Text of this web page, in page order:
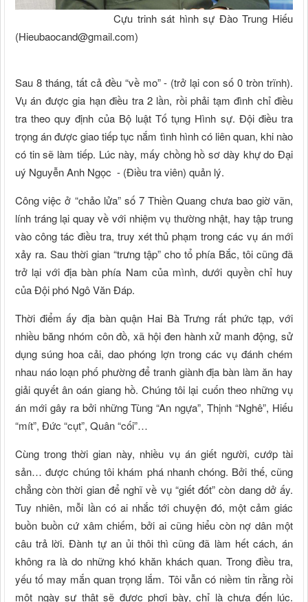
Cựu trinh sát hình sự Đào Trung Hiếu
(Hieubaocand@gmail.com)
Sau 8 tháng, tất cả đều “về mo” - (trở lại con số 0 tròn trĩnh).
Vụ án được gia hạn điều tra 2 lần, rồi phải tạm đình chỉ điều
tra theo quy định của Bộ luật Tố tụng Hình sự. Đội điều tra
trọng án được giao tiếp tục nắm tình hình có liên quan, khi nào
có tin sẽ làm tiếp. Lúc này, mấy chồng hồ sơ dày khự do Đại
uý Nguyễn Anh Ngọc - (Điều tra viên) quản lý.
Công việc ở “chảo lửa” số 7 Thiền Quang chưa bao giờ vãn,
lính tráng lại quay về với nhiệm vụ thường nhật, hay tập trung
vào công tác điều tra, truy xét thủ phạm trong các vụ án mới
xảy ra. Sau thời gian “trưng tập” cho tổ phía Bắc, tôi cũng đã
trở lại với địa bàn phía Nam của mình, dưới quyền chỉ huy
của Đội phó Ngô Văn Đáp.
Thời điểm ấy địa bàn quận Hai Bà Trưng rất phức tạp, với
nhiều băng nhóm côn đồ, xã hội đen hành xử manh động, sử
dụng súng hoa cải, dao phóng lợn trong các vụ đánh chém
nhau náo loạn phố phường để tranh giành địa bàn làm ăn hay
giải quyết ân oán giang hồ. Chúng tôi lại cuốn theo những vụ
án mới gây ra bởi những Tùng “An ngựa”, Thịnh “Nghê”, Hiếu
“mít”, Đức “cụt”, Quân “cối”…
Cùng trong thời gian này, nhiều vụ án giết người, cướp tài
sản… được chúng tôi khám phá nhanh chóng. Bởi thế, cũng
chẳng còn thời gian để nghĩ về vụ “giết đốt” còn dang dở ấy.
Tuy nhiên, mỗi lần có ai nhắc tới chuyện đó, một cảm giác
buồn buồn cứ xâm chiếm, bởi ai cũng hiểu còn nợ dân một
câu trả lời. Đành tự an ủi thôi thì cũng đã làm hết cách, án
không ra là do những khó khăn khách quan. Trong điều tra,
yếu tố may mắn quan trọng lắm. Tôi vẫn có niềm tin rằng rồi
một ngày sự thật sẽ được phơi bày, chỉ là chưa đến lúc.